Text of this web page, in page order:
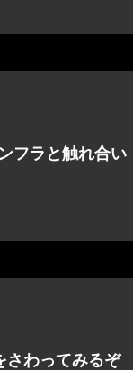
フラと触れ合い
わってみるぞ